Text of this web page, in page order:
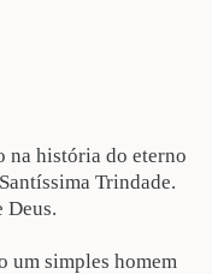
na história do eterno
Trindade.
Deus.
um simples homem